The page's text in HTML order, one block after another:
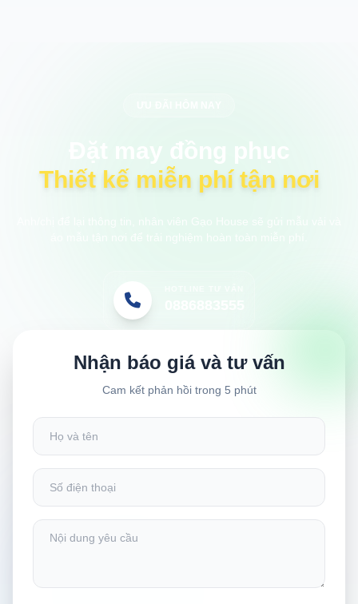
Đặt may đồng phục
Thiết kế miễn phí tận nơi
Nhận báo giá và tư vấn
Cam kết phản hồi trong 5 phút